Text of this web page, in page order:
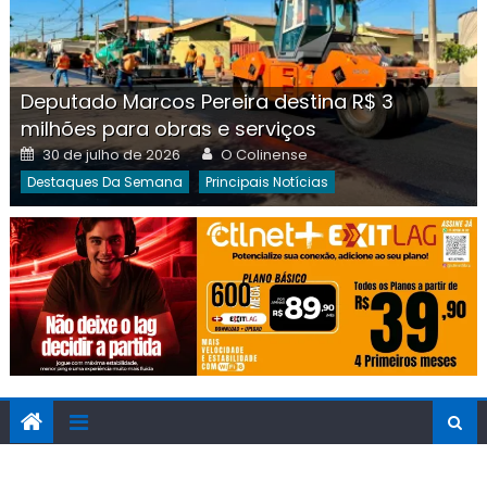
Deputado Marcos Pereira destina R$ 3
milhões para obras e serviços
Posted
on
30 de julho de 2026 Author
O Colinense
Destaques Da Semana Principais Notícias